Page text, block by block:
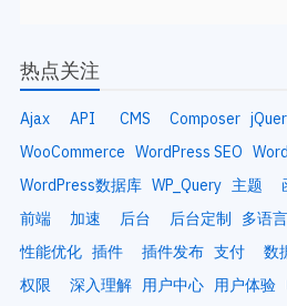
热点关注
Ajax API CMS Composer
WooCommerce WordPress SEO
WordPress数据库 WP_Query 主题
前端
加速 后台 后台定制 多语言
性能优化 插件 插件发布 支付 数
权限
深入理解 用户中心 用户体验